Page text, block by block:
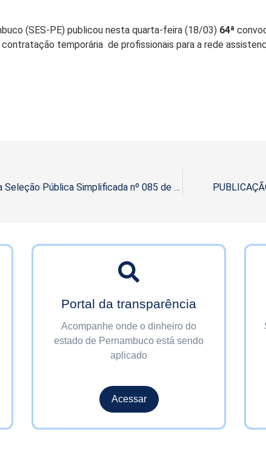
(SES-PE) publicou nesta quarta-feira (18/03) 64ª
temporária de profissionais para a rede
SES-PE publica a 63ª convocação pela Seleção Pública Simplificada nº 085 de 2022
Portal da transparência
Acompanhe onde o dinheiro do
estado de Pernambuco está sendo
aplicado
Acessar